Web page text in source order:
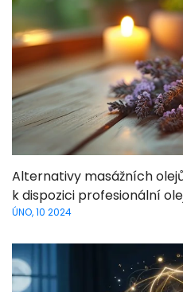
Alternativy masážních
k dispozici profesionální
ÚNO, 10 2024